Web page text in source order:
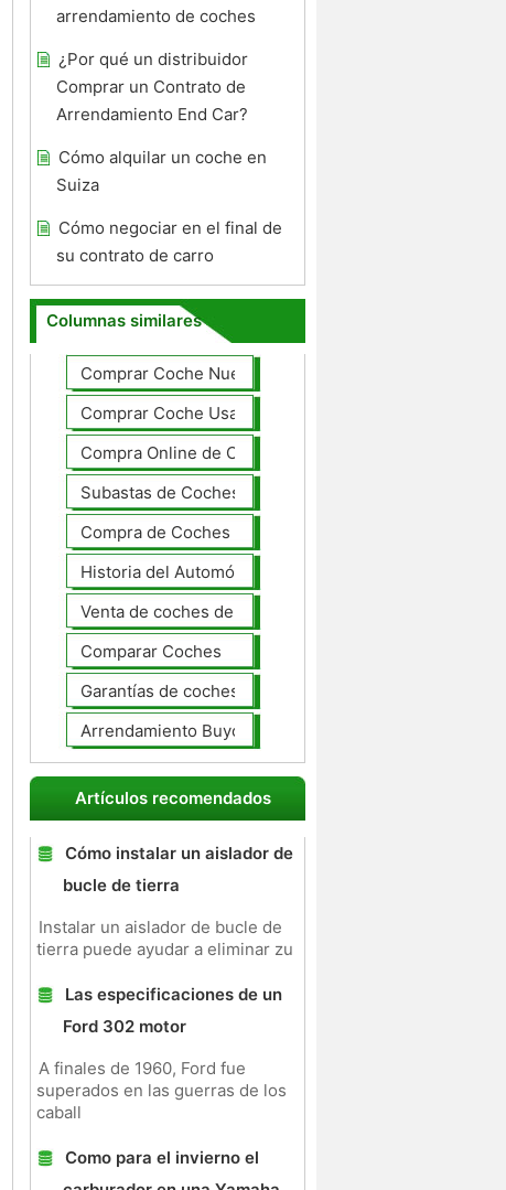
arrendamiento de coches
¿Por qué un distribuidor
Comprar un Contrato de
Arrendamiento End Car?
Cómo alquilar un coche en
Suiza
Cómo negociar en el final de
su contrato de carro
Columnas similares
Comprar Coche Nuevo
Comprar Coche Usado
Compra Online de Coches
Subastas de Coches
Compra de Coches Basics
Historia del Automóvil
Venta de coches de lujo
Comparar Coches
Garantías de coches ampliado
Arrendamiento Buyout
Artículos recomendados
Cómo instalar un aislador de
bucle de tierra
Instalar un aislador de bucle de
tierra puede ayudar a eliminar zu
Las especificaciones de un
Ford 302 motor
A finales de 1960, Ford fue
superados en las guerras de los
caball
Como para el invierno el